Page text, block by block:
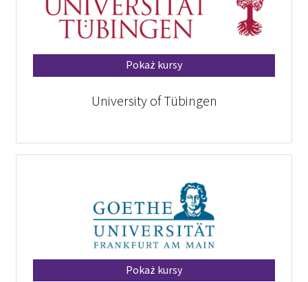
Pokaż kursy
University of Tübingen
Pokaż kursy